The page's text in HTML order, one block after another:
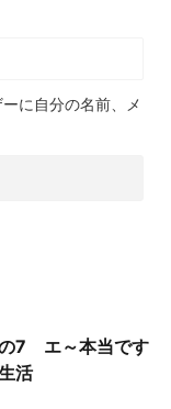
に自分の名前、メ
7 エ～本当です
活